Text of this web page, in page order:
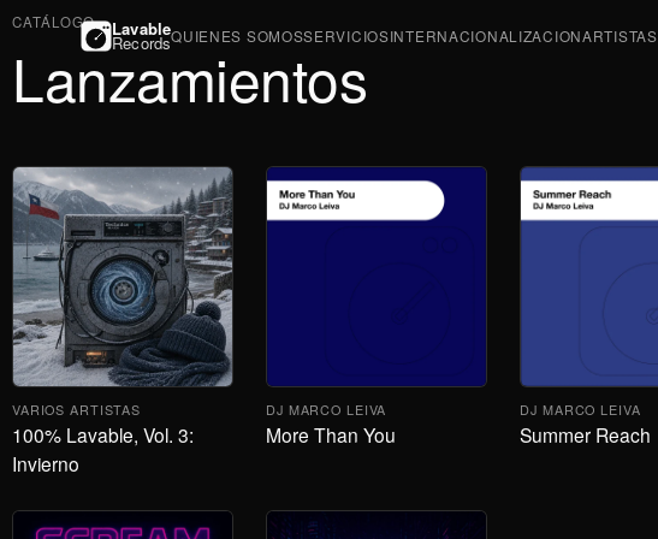
Lavable
RecordsQUIENES SOMOSSERVICIOSINTERNACIONALIZACIONARTISTAS
CATÁLOGO
Lanzamientos
VARIOS ARTISTAS
100% Lavable, Vol. 3:
Invierno
DJ MARCO LEIVA
More Than You
DJ MARCO LEIVA
Summer Reach